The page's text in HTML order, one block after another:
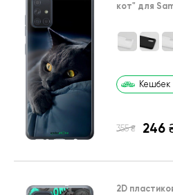
кот" для
Кешбек
355 ₴ 246
2D